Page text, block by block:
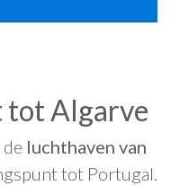
tot Algarve
luchthaven van
tot Portugal.